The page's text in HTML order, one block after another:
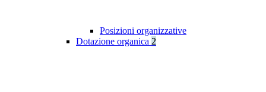
Posizioni organizzative
Dotazione organica 2